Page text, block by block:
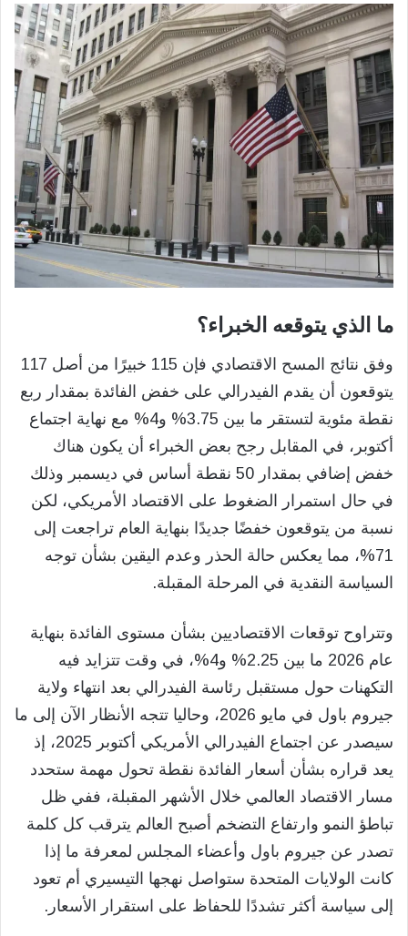
ما الذي يتوقعه الخبراء؟
وفق نتائج المسح الاقتصادي فإن 115 خبيرًا من أصل 117
يتوقعون أن يقدم الفيدرالي على خفض الفائدة بمقدار ربع
نقطة مئوية لتستقر ما بين 3.75% و4% مع نهاية اجتماع
أكتوبر، في المقابل رجح بعض الخبراء أن يكون هناك
خفض إضافي بمقدار 50 نقطة أساس في ديسمبر وذلك
في حال استمرار الضغوط على الاقتصاد الأمريكي، لكن
نسبة من يتوقعون خفضًا جديدًا بنهاية العام تراجعت إلى
71%، مما يعكس حالة الحذر وعدم اليقين بشأن توجه
السياسة النقدية في المرحلة المقبلة.
وتتراوح توقعات الاقتصاديين بشأن مستوى الفائدة بنهاية
عام 2026 ما بين 2.25% و4%، في وقت تتزايد فيه
التكهنات حول مستقبل رئاسة الفيدرالي بعد انتهاء ولاية
جيروم باول في مايو 2026، وحاليا تتجه الأنظار الآن إلى ما
سيصدر عن اجتماع الفيدرالي الأمريكي أكتوبر 2025، إذ
يعد قراره بشأن أسعار الفائدة نقطة تحول مهمة ستحدد
مسار الاقتصاد العالمي خلال الأشهر المقبلة، ففي ظل
تباطؤ النمو وارتفاع التضخم أصبح العالم يترقب كل كلمة
تصدر عن جيروم باول وأعضاء المجلس لمعرفة ما إذا
كانت الولايات المتحدة ستواصل نهجها التيسيري أم تعود
إلى سياسة أكثر تشددًا للحفاظ على استقرار الأسعار.